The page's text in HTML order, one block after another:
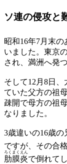
ソ連の侵攻と
昭和16年7月末
いました。東京
され、満洲へ発
そして12月8日
ていた父方の祖
疎開で母方の祖
なりました。
3歳違いの16歳
ですが、その合
肋膜炎
ろくまくえん
で倒れて